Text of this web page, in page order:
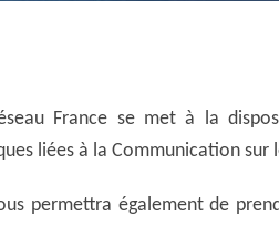
France se met à la
liées à la Communication sur
permettra également de